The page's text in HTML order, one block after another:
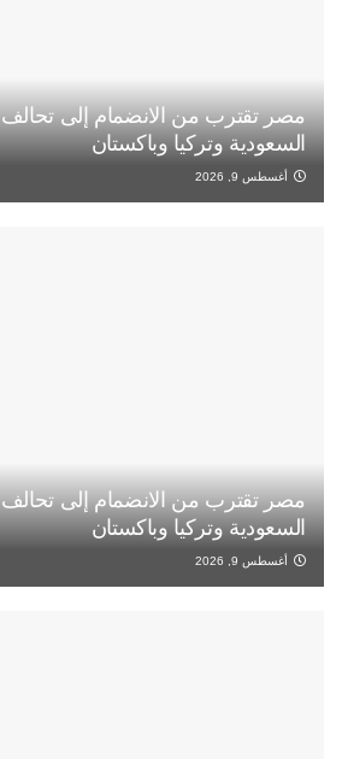
مصر تقترب من الانضمام إلى
السعودية وتركيا وباكستان
أغسطس 9, 2026
مصر تقترب من الانضمام إلى
السعودية وتركيا وباكستان
أغسطس 9, 2026